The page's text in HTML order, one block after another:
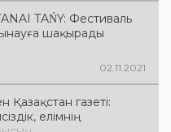
TAŃY: Фестиваль
шақырады
02.11.2021
Қазақстан газеті:
елімнің